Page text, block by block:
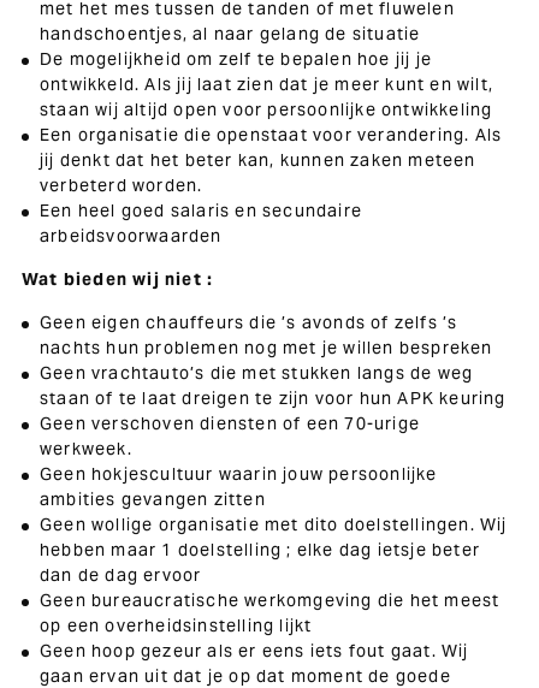
met het mes tussen de tanden of met fluwelen
handschoentjes, al naar gelang de situatie
De mogelijkheid om zelf te bepalen hoe jij je
ontwikkeld. Als jij laat zien dat je meer kunt en wilt,
staan wij altijd open voor persoonlijke ontwikkeling
Een organisatie die openstaat voor verandering. Als
jij denkt dat het beter kan, kunnen zaken meteen
verbeterd worden.
Een heel goed salaris en secundaire
arbeidsvoorwaarden
Wat bieden wij niet :
Geen eigen chauffeurs die ’s avonds of zelfs ’s
nachts hun problemen nog met je willen bespreken
Geen vrachtauto’s die met stukken langs de weg
staan of te laat dreigen te zijn voor hun APK keuring
Geen verschoven diensten of een 70-urige
werkweek.
Geen hokjescultuur waarin jouw persoonlijke
ambities gevangen zitten
Geen wollige organisatie met dito doelstellingen. Wij
hebben maar 1 doelstelling ; elke dag ietsje beter
dan de dag ervoor
Geen bureaucratische werkomgeving die het meest
op een overheidsinstelling lijkt
Geen hoop gezeur als er eens iets fout gaat. Wij
gaan ervan uit dat je op dat moment de goede